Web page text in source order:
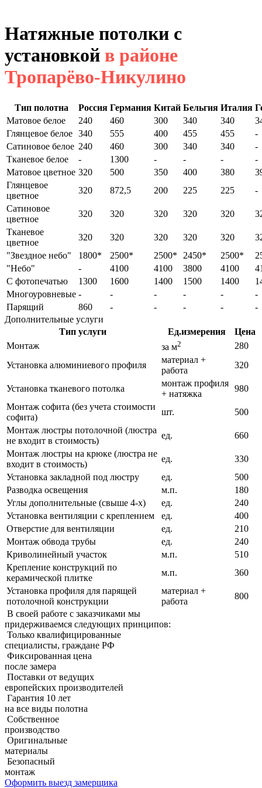
Натяжные потолки с
установкой в районе
Тропарёво-Никулино
Тип полотна Россия Германия Китай Бельгия Италия
Матовое белое
240 460 300 340 340
Глянцевое белое 340 555 400 455 455
-
Сатиновое белое 240 460 300 340 340
-
Тканевое белое
- 1300 - - -
-
Матовое цветное 320 500 350 400 380
Глянцевое
цветное
320 872,5 200 225 225
-
Сатиновое
цветное
320 320 320 320 320
Тканевое
цветное
320 320 320 320 320
"Звездное небо"
1800* 2500* 2500* 2450* 2500*
"Небо"
- 4100 4100 3800 4100
С фотопечатью
1300 1600 1400 1500 1400
Многоуровневые - - - - -
-
Парящий
860 - - - -
-
Дополнительные услуги
Тип услуги
Ед.измерения
Цена
Монтаж
за м2
280
Установка алюминиевого профиля
материал +
работа
320
Установка тканевого потолка
монтаж профиля
+ натяжка
980
Монтаж софита (без учета стоимости
софита)
шт.
500
Монтаж люстры потолочной (люстра
не входит в стоимость)
ед.
660
Монтаж люстры на крюке (люстра не
входит в стоимость)
ед.
330
Установка закладной под люстру
ед.
500
Разводка освещения
м.п.
180
Углы дополнительные (свыше 4-х)
ед.
240
Установка вентиляции с креплением
ед.
400
Отверстие для вентиляции
ед.
210
Монтаж обвода трубы
ед.
240
Криволинейный участок
м.п.
510
Крепление конструкций по
керамической плитке
м.п.
360
Установка профиля для парящей
потолочной конструкции
материал +
работа
800
В своей работе с заказчиками мы
придерживаемcя следующих принципов:
Только квалифицированные
специалисты, граждане РФ
Фиксированная цена
после замера
Поставки от ведущих
европейских производителей
Гарантия 10 лет
на все виды полотна
Собственное
производство
Оригинальные
материалы
Безопасный
монтаж
Оформить выезд замерщика